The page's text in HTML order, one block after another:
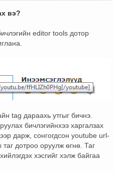
вэ?
editor tools дотор
tag дараахь утгыг бичнэ.
бичлэгийнхээ харгалзах
дарж, сонгогдсон youtube url-
дотроо оруулж өгнө. Таг
хэсгийг хэлж байгаа